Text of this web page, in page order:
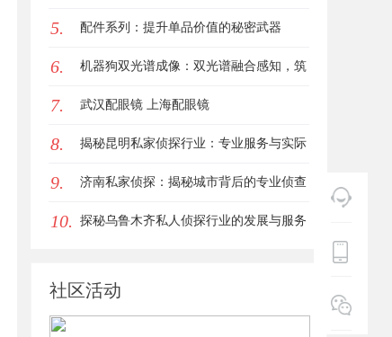
5. 配件系列：提升单品价值的秘密武器
6. 机器狗双光谱成像：双光谱融合感知，筑
牢工矿机器狗全域巡检识别能力
7. 武汉配眼镜 上海配眼镜
8. 揭秘昆明私家侦探行业：专业服务与实际
案例分析
9. 济南私家侦探：揭秘城市背后的专业侦查
力量
10. 探秘乌鲁木齐私人侦探行业的发展与服务
社区活动